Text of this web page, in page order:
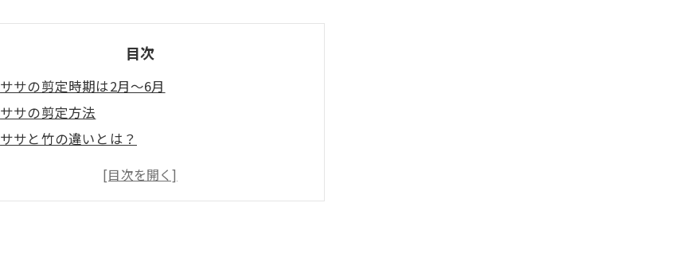
目次
ササの剪定時期は2月～6月
ササの剪定方法
ササと竹の違いとは？